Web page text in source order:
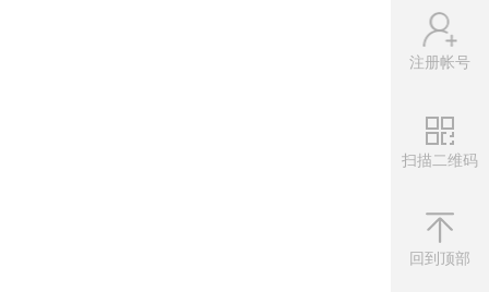
注册帐号
扫描二维码
微信公
扫描左侧二
回到顶部